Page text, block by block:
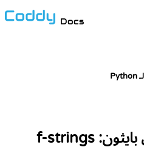
Docs
السلاسل النصية في بايثون: f-strings